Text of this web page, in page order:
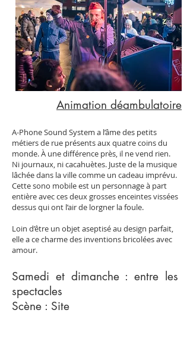
Animation déambulatoire
A-Phone Sound System a l’âme des petits
métiers de rue présents aux quatre coins du
monde. À une différence près, il ne vend rien.
Ni journaux, ni cacahuètes. Juste de la musique
lâchée dans la ville comme un cadeau imprévu.
Cette sono mobile est un personnage à part
entière avec ces deux grosses enceintes vissées
dessus qui ont l’air de lorgner la foule.
Loin d’être un objet aseptisé au design parfait,
elle a ce charme des inventions bricolées avec
amour.
Samedi et dimanche : entre les
spectacles
Scène : Site